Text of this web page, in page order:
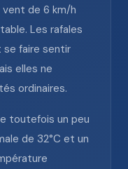
vent de 6 km/h
Les rafales
se faire sentir
elles ne
ordinaires.
toutefois un peu
de 32°C et un